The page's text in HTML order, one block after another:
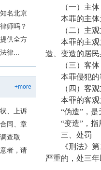
名北京
师吗？
供全方
律...
+more
、上诉
同、章
查取
者，请
（一）主体
本罪的主体为
（二）主观
本罪的主观方
造、变造的居民
（三）客体
本罪侵犯的客
（四）客观
本罪的客观方
“伪造”，是无
“变造”，指用
三、处罚
《刑法》第二
严重的，处三年